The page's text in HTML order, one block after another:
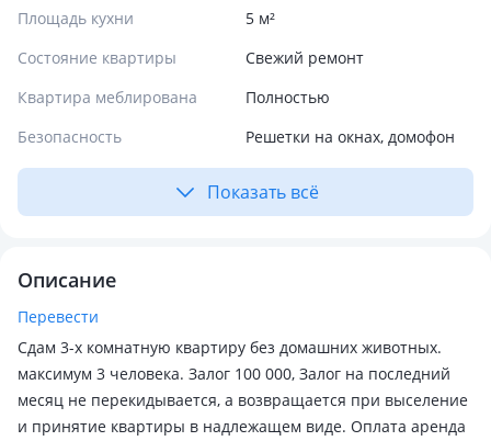
Площадь кухни
5 м²
Состояние квартиры
Свежий ремонт
Квартира меблирована
Полностью
Безопасность
Решетки на окнах, домофон
Показать всё
Описание
Перевести
Сдам 3-х комнатную квартиру без домашних животных.
максимум 3 человека. Залог 100 000, Залог на последний
месяц не перекидывается, а возвращается при выселение
и принятие квартиры в надлежащем виде. Оплата аренда